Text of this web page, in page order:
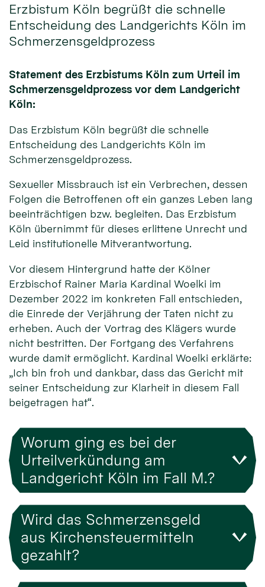
Erzbistum Köln begrüßt die schnelle
Entscheidung des Landgerichts Köln im
Schmerzensgeldprozess
Statement des Erzbistums Köln zum Urteil im
Schmerzensgeldprozess vor dem Landgericht
Köln:
Das Erzbistum Köln begrüßt die schnelle
Entscheidung des Landgerichts Köln im
Schmerzensgeldprozess.
Sexueller Missbrauch ist ein Verbrechen, dessen
Folgen die Betroffenen oft ein ganzes Leben lang
beeinträchtigen bzw. begleiten. Das Erzbistum
Köln übernimmt für dieses erlittene Unrecht und
Leid institutionelle Mitverantwortung.
Vor diesem Hintergrund hatte der Kölner
Erzbischof Rainer Maria Kardinal Woelki im
Dezember 2022 im konkreten Fall entschieden,
die Einrede der Verjährung der Taten nicht zu
erheben. Auch der Vortrag des Klägers wurde
nicht bestritten. Der Fortgang des Verfahrens
wurde damit ermöglicht. Kardinal Woelki erklärte:
„Ich bin froh und dankbar, dass das Gericht mit
seiner Entscheidung zur Klarheit in diesem Fall
beigetragen hat“.
Worum ging es bei der
Urteilverkündung am
Landgericht Köln im Fall M.?
Wird das Schmerzensgeld
aus Kirchensteuermitteln
gezahlt?